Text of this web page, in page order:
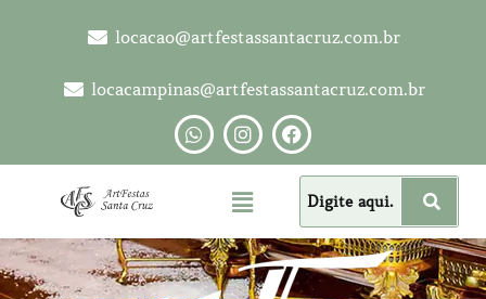
locacao@artfestassantacruz.com.br
locacampinas@artfestassantacruz.com.br